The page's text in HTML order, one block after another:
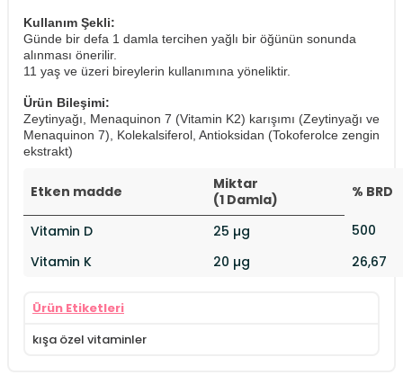
Kullanım Şekli:
Günde bir defa 1 damla tercihen yağlı bir öğünün sonunda
alınması önerilir.
​11 yaş ve üzeri bireylerin kullanımına yöneliktir.
Ürün Bileşimi:
Zeytinyağı, Menaquinon 7 (Vitamin K2) karışımı (Zeytinyağı ve
Menaquinon 7), Kolekalsiferol, Antioksidan (Tokoferolce zengin
ekstrakt)
Etken madde
Miktar
(1 Damla)
% BRD
Vitamin D 25 µg
500
Vitamin K
20 µg 26,67
Ürün Etiketleri
kışa özel vitaminler